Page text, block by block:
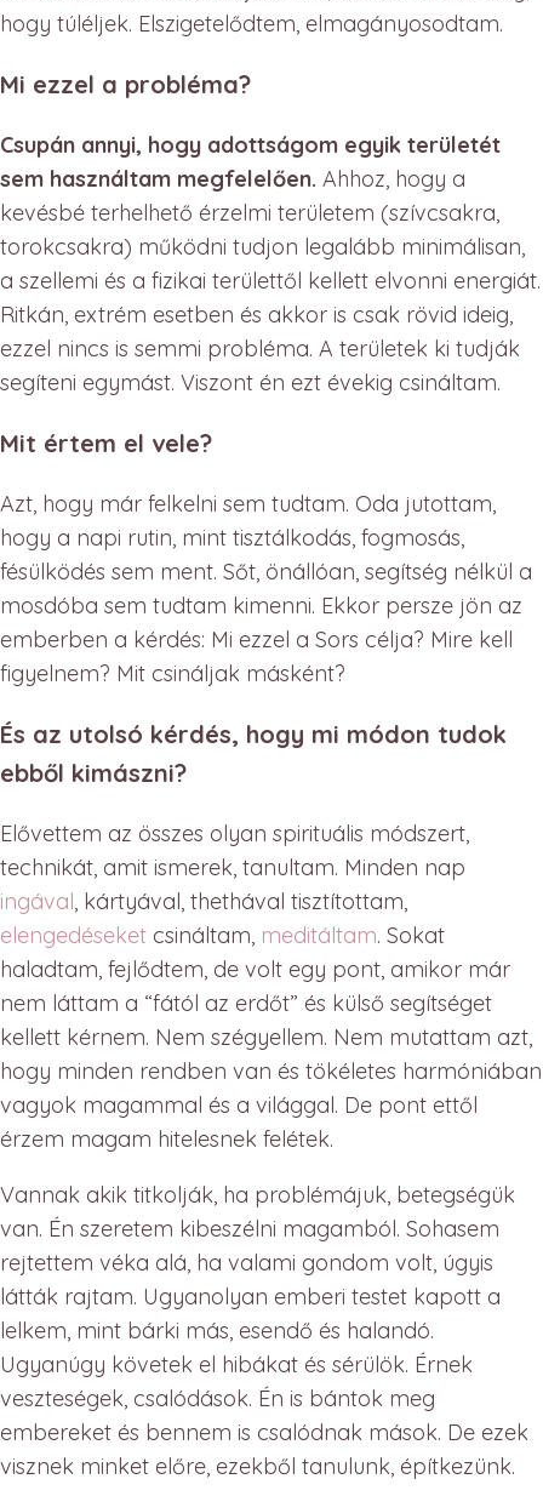
hogy túléljek. Elszigetelődtem, elmagányosodtam.
Mi ezzel a probléma?
Csupán annyi, hogy adottságom egyik területét
sem használtam megfelelően. Ahhoz, hogy a
kevésbé terhelhető érzelmi területem (szívcsakra,
torokcsakra) működni tudjon legalább minimálisan,
a szellemi és a fizikai területtől kellett elvonni energiát.
Ritkán, extrém esetben és akkor is csak rövid ideig,
ezzel nincs is semmi probléma. A területek ki tudják
segíteni egymást. Viszont én ezt évekig csináltam.
Mit értem el vele?
Azt, hogy már felkelni sem tudtam. Oda jutottam,
hogy a napi rutin, mint tisztálkodás, fogmosás,
fésülködés sem ment. Sőt, önállóan, segítség nélkül a
mosdóba sem tudtam kimenni. Ekkor persze jön az
emberben a kérdés: Mi ezzel a Sors célja? Mire kell
figyelnem? Mit csináljak másként?
És az utolsó kérdés, hogy mi módon tudok
ebből kimászni?
Elővettem az összes olyan spirituális módszert,
technikát, amit ismerek, tanultam. Minden nap
ingával, kártyával, thethával tisztítottam,
elengedéseket csináltam, meditáltam. Sokat
haladtam, fejlődtem, de volt egy pont, amikor már
nem láttam a “fától az erdőt” és külső segítséget
kellett kérnem. Nem szégyellem. Nem mutattam azt,
hogy minden rendben van és tökéletes harmóniában
vagyok magammal és a világgal. De pont ettől
érzem magam hitelesnek felétek.
Vannak akik titkolják, ha problémájuk, betegségük
van. Én szeretem kibeszélni magamból. Sohasem
rejtettem véka alá, ha valami gondom volt, úgyis
látták rajtam. Ugyanolyan emberi testet kapott a
lelkem, mint bárki más, esendő és halandó.
Ugyanúgy követek el hibákat és sérülök. Érnek
veszteségek, csalódások. Én is bántok meg
embereket és bennem is csalódnak mások. De ezek
visznek minket előre, ezekből tanulunk, építkezünk.